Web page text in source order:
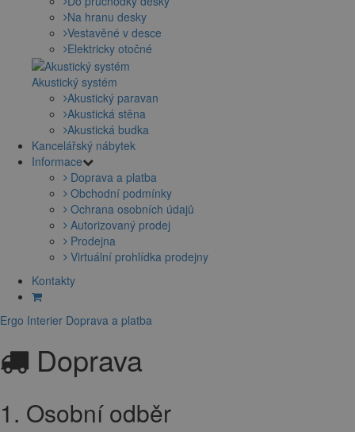
Na hranu desky
Vestavěné v desce
Elektricky otočné
Akustický systém
Akustický paravan
Akustická stěna
Akustická budka
Kancelářský nábytek
Informace
Doprava a platba
Obchodní podmínky
Ochrana osobních údajů
Autorizovaný prodej
Prodejna
Virtuální prohlídka prodejny
Kontakty
Ergo Interier Doprava a platba
Doprava
1. Osobní odběr